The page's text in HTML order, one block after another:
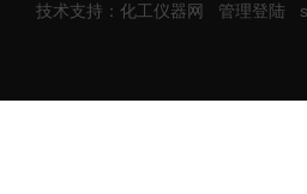
技术支持：化工仪器网 管理登陆